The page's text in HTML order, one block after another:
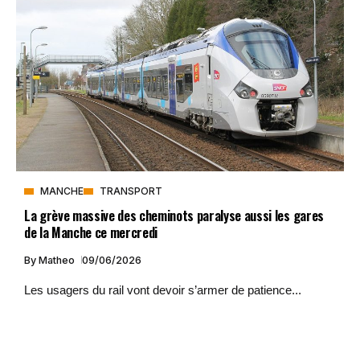
MANCHE TRANSPORT
La grève massive des cheminots paralyse aussi les gares
de la Manche ce mercredi
By Matheo 09/06/2026
Les usagers du rail vont devoir s’armer de patience...